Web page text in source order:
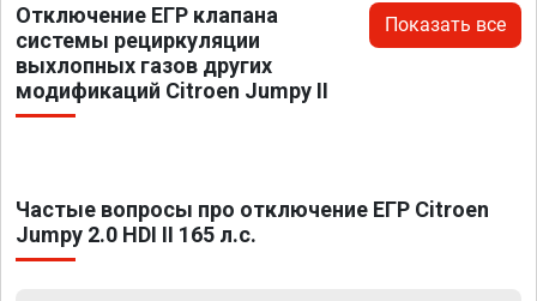
Отключение ЕГР клапана
системы рециркуляции
выхлопных газов других
модификаций Citroen Jumpy II
Показать все
Частые вопросы про отключение ЕГР Citroen
Jumpy 2.0 HDI II 165 л.с.